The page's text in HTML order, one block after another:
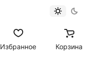
Избранное Корзина